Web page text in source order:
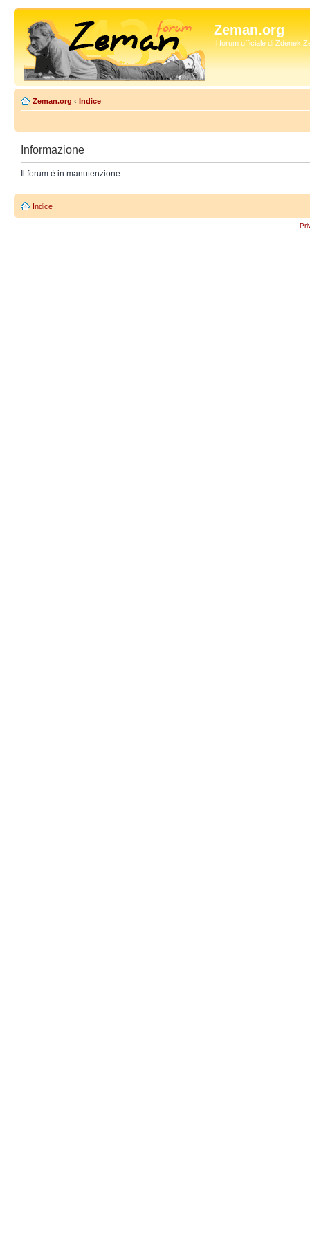
Zeman.org
Il forum ufficiale di Zdenek
Zeman.org ‹ Indice
Informazione
Il forum è in manutenzione
Indice